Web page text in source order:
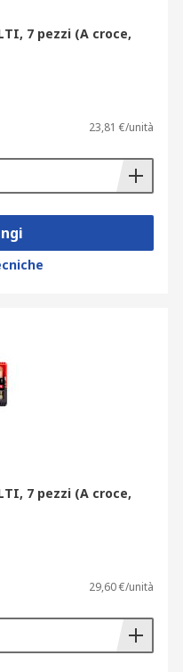
7 pezzi (A croce,
23,81 €/unità
7 pezzi (A croce,
29,60 €/unità